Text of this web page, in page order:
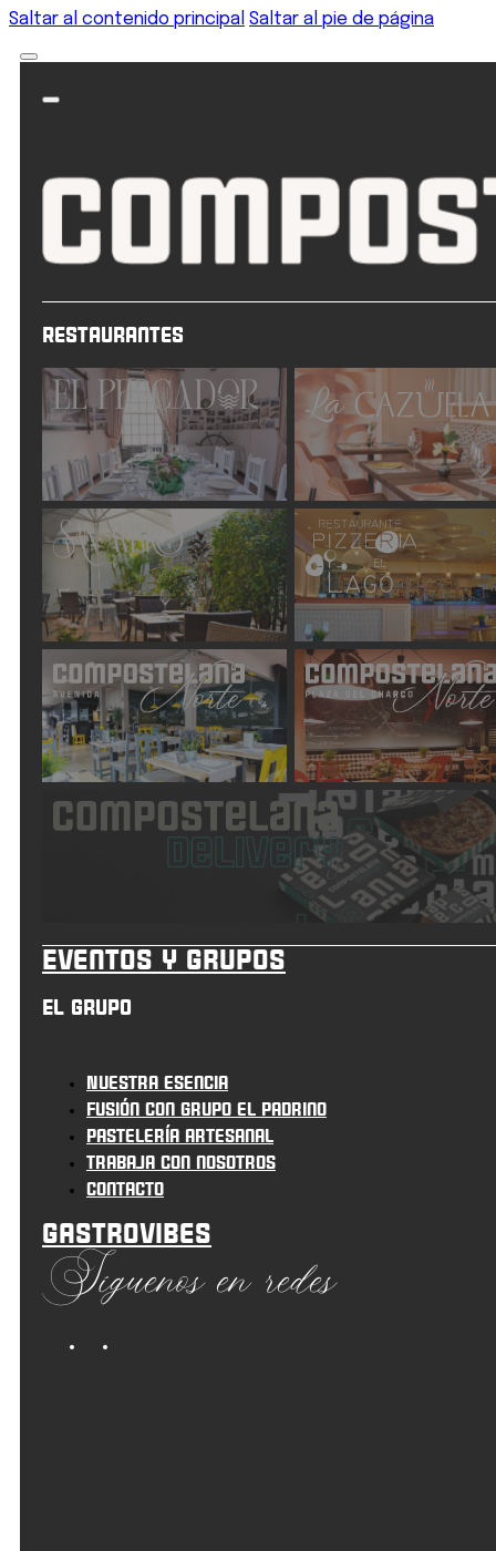
Saltar al contenido principal Saltar al pie de página
Restaurantes
Eventos y grupos
El grupo
Nuestra esencia
Fusión con grupo el padrino
Pastelería artesanal
Trabaja con nosotros
Contacto
Gastrovibes
Síguenos en redes